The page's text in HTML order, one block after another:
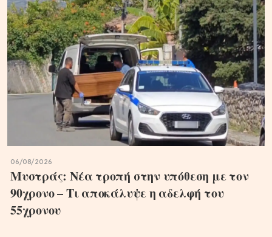
06/08/2026
Μυστράς: Νέα τροπή στην υπόθεση με τον
90χρονο – Τι αποκάλυψε η αδελφή του
55χρονου